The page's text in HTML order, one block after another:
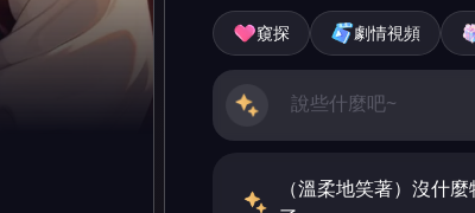
窺探 劇情視頻
（溫柔地笑著）沒什